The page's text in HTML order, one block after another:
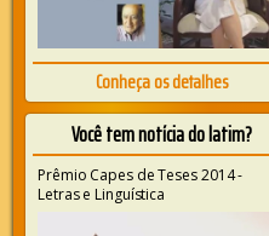
Conheça os detalhes
Você tem notícia do latim?
Prêmio Capes de Teses 2014 -
Letras e Linguística